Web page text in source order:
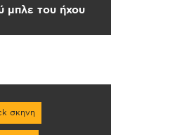
μπλε του ήχου
σκηνη